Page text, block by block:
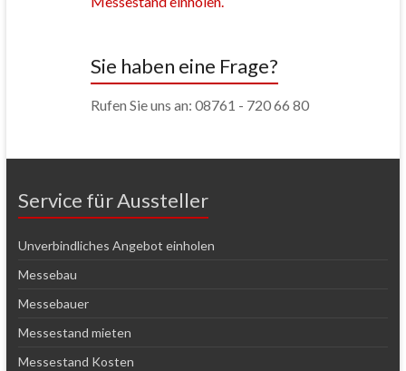
Sie haben eine Frage?
Rufen Sie uns an: 08761 - 720 66 80
Service für Aussteller
Unverbindliches Angebot einholen
Messebau
Messebauer
Messestand mieten
Messestand Kosten